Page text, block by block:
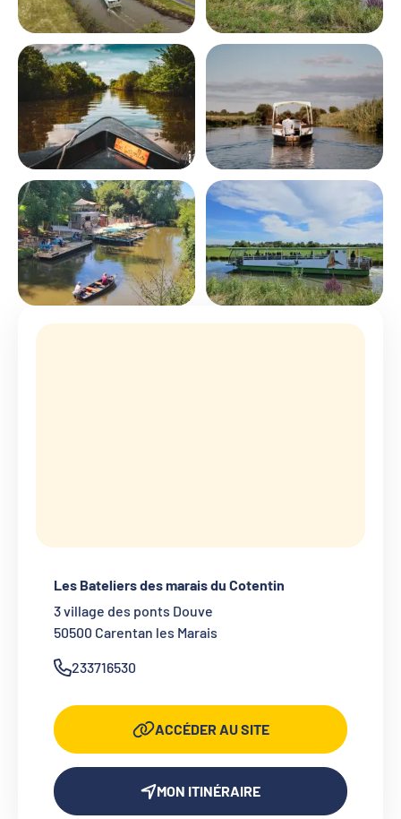
Les Bateliers des marais du Cotentin
3 village des ponts Douve
50500 Carentan les Marais
233716530
ACCÉDER AU SITE
MON ITINÉRAIRE